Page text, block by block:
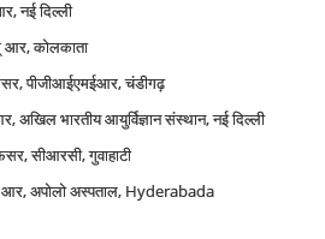
नई दिल्ली
आर, कोलकाता
पीजीआईएमईआर, चंडीगढ़
अखिल भारतीय आयुर्विज्ञान संस्थान, नई दिल्ली
सीआरसी, गुवाहाटी
आर, अपोलो अस्पताल, Hyderabada